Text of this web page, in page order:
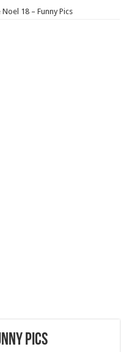
Noel 18 – Funny Pics
Pics